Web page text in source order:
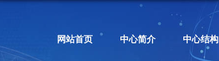
网站首页 中心简介 中心结构